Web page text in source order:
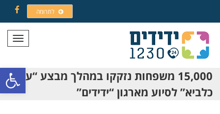
פתח
לתרומה
תפריט
15,000 משפחות נזקקו במהלך מבצע “עם
כלביא” לסיוע מארגון “ידידים”